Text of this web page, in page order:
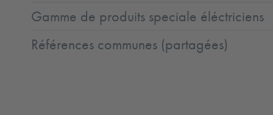
Gamme de produits speciale éléctriciens
Références communes (partagées)